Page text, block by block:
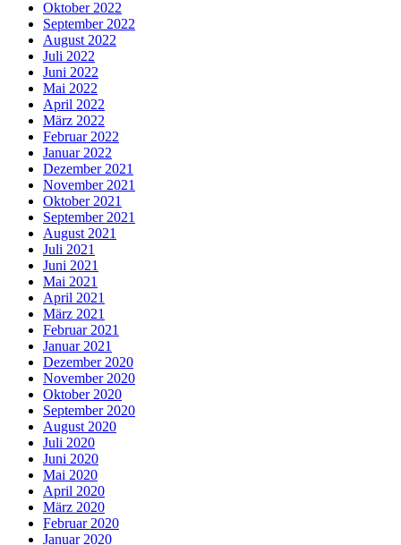
Oktober 2022
September 2022
August 2022
Juli 2022
Juni 2022
Mai 2022
April 2022
März 2022
Februar 2022
Januar 2022
Dezember 2021
November 2021
Oktober 2021
September 2021
August 2021
Juli 2021
Juni 2021
Mai 2021
April 2021
März 2021
Februar 2021
Januar 2021
Dezember 2020
November 2020
Oktober 2020
September 2020
August 2020
Juli 2020
Juni 2020
Mai 2020
April 2020
März 2020
Februar 2020
Januar 2020